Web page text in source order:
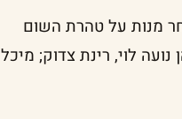
מנות על טהרת השום
לוי, רינת צדוק; מיכל